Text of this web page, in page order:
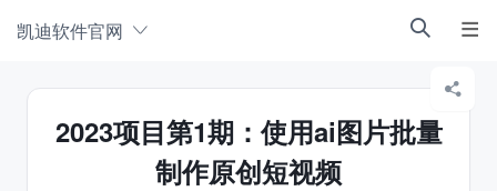
凯迪软件官网  
2023项目第1期：使用ai图片批量
制作原创短视频
